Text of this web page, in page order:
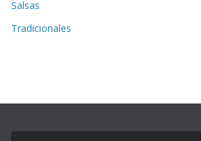
Salsas
Tradicionales